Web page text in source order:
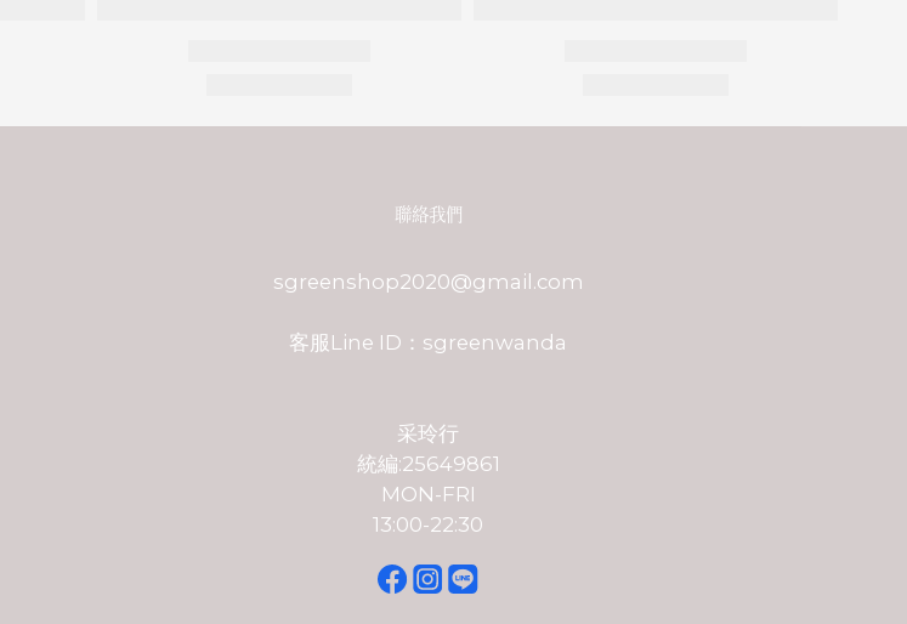
聯絡我們
sgreenshop2020@gmail.com
客服Line ID：sgreenwanda
采玲行
統編:25649861
MON-FRI
13:00-22:30